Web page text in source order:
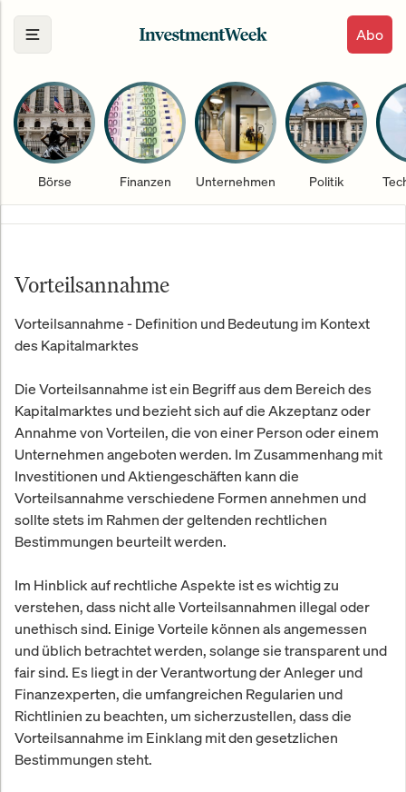
Abo
Börse Finanzen Unternehmen Politik
Vorteilsannahme
Vorteilsannahme - Definition und Bedeutung im Kontext
des Kapitalmarktes
Die Vorteilsannahme ist ein Begriff aus dem Bereich des
Kapitalmarktes und bezieht sich auf die Akzeptanz oder
Annahme von Vorteilen, die von einer Person oder einem
Unternehmen angeboten werden. Im Zusammenhang mit
Investitionen und Aktiengeschäften kann die
Vorteilsannahme verschiedene Formen annehmen und
sollte stets im Rahmen der geltenden rechtlichen
Bestimmungen beurteilt werden.
Im Hinblick auf rechtliche Aspekte ist es wichtig zu
verstehen, dass nicht alle Vorteilsannahmen illegal oder
unethisch sind. Einige Vorteile können als angemessen
und üblich betrachtet werden, solange sie transparent und
fair sind. Es liegt in der Verantwortung der Anleger und
Finanzexperten, die umfangreichen Regularien und
Richtlinien zu beachten, um sicherzustellen, dass die
Vorteilsannahme im Einklang mit den gesetzlichen
Bestimmungen steht.